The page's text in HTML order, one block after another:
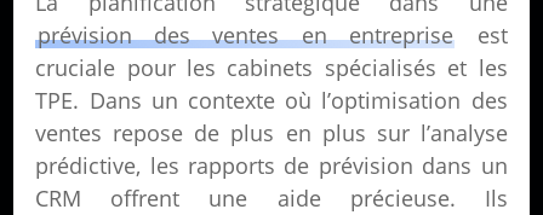
prévision des ventes en entreprise est
cruciale pour les cabinets spécialisés et les
TPE. Dans un contexte où l’optimisation des
ventes repose de plus en plus sur l’analyse
prédictive, les rapports de prévision dans un
CRM offrent une aide précieuse. Ils